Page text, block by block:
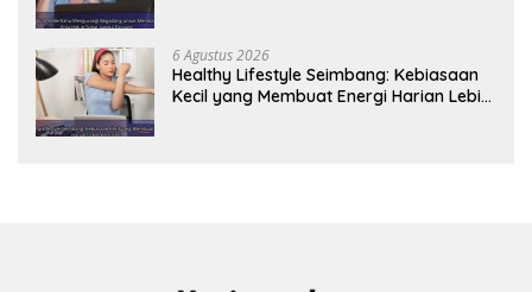
6 Agustus 2026
Healthy Lifestyle Seimbang: Kebiasaan
Kecil yang Membuat Energi Harian Lebih